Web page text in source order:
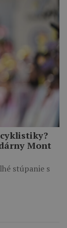
Mont
stúpanie s